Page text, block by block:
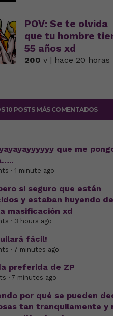
POV: Se te olvida
que tu hombre
55 años xd
200 v | hace 20 horas
10 POSTS MÁS COMENTADOS
que me
· 1 minute ago
si seguro que están
y estaban huyendo
masificación xd
· 3 hours ago
fácil!
· 7 minutes ago
preferida de ZP
· 7 minutes ago
por qué se pueden
tan tranquilamente y